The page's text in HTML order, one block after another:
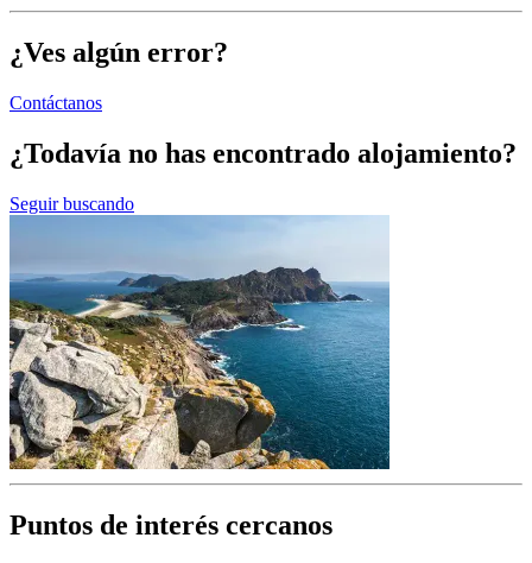
¿Ves algún error?
Contáctanos
¿Todavía no has encontrado alojamiento?
Seguir buscando
Puntos de interés cercanos